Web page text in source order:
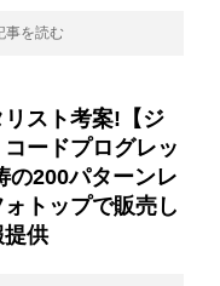
事を読む
スト考案!【ジ
ードプログレッ
の200パターンレ
トップで販売し
提供